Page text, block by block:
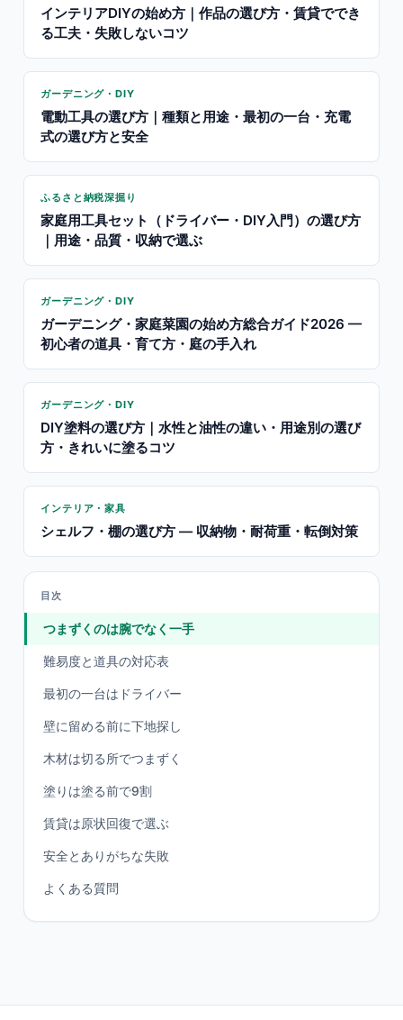
インテリアDIYの始め方｜作品の選び方・賃貸ででき
る工夫・失敗しないコツ
ガーデニング・DIY
電動工具の選び方｜種類と用途・最初の一台・充電
式の選び方と安全
ふるさと納税深掘り
家庭用工具セット（ドライバー・DIY入門）の選び方
｜用途・品質・収納で選ぶ
ガーデニング・DIY
ガーデニング・家庭菜園の始め方総合ガイド2026 —
初心者の道具・育て方・庭の手入れ
ガーデニング・DIY
DIY塗料の選び方｜水性と油性の違い・用途別の選び
方・きれいに塗るコツ
インテリア・家具
シェルフ・棚の選び方 — 収納物・耐荷重・転倒対策
目次
つまずくのは腕でなく一手
難易度と道具の対応表
最初の一台はドライバー
壁に留める前に下地探し
木材は切る所でつまずく
塗りは塗る前で9割
賃貸は原状回復で選ぶ
安全とありがちな失敗
よくある質問